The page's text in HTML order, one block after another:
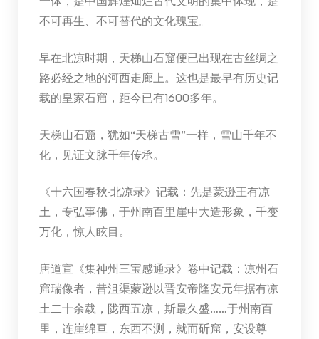
不可再生、不可替代的文化瑰宝。
早在北凉时期，天梯山石窟便已出现在古丝绸之
路必经之地的河西走廊上。这也是最早有历史记
载的皇家石窟，距今已有1600多年。
天梯山石窟，犹如“天梯古雪”一样，雪山千年不
化，见证文脉千年传承。
《十六国春秋·北凉录》记载：先是蒙逊王有凉
土，专弘事佛，于州南百里崖中大造形象，千变
万化，惊人眩目。
唐道宣《集神州三宝感通录》卷中记载：凉州石
窟瑞像者，昔沮渠蒙逊以晋安帝隆安元年据有凉
土二十余载，陇西五凉，斯最久盛……于州南百
里，连崖绵亘，东西不测，就而斫窟，安设尊